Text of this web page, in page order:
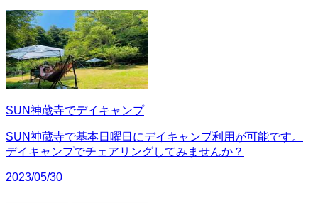
SUN神蔵寺でデイキャンプ
SUN神蔵寺で基本日曜日にデイキャンプ利用が可能です。
デイキャンプでチェアリングしてみませんか？
2023/05/30